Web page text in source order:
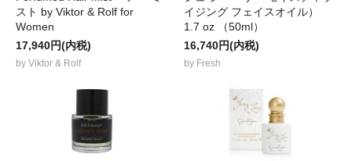
スト by Viktor & Rolf for
Women
17,940円(内税)
by Viktor & Rolf
イジング フェイスオイル）
1.7 oz （50ml）
16,740円(内税)
by Fresh